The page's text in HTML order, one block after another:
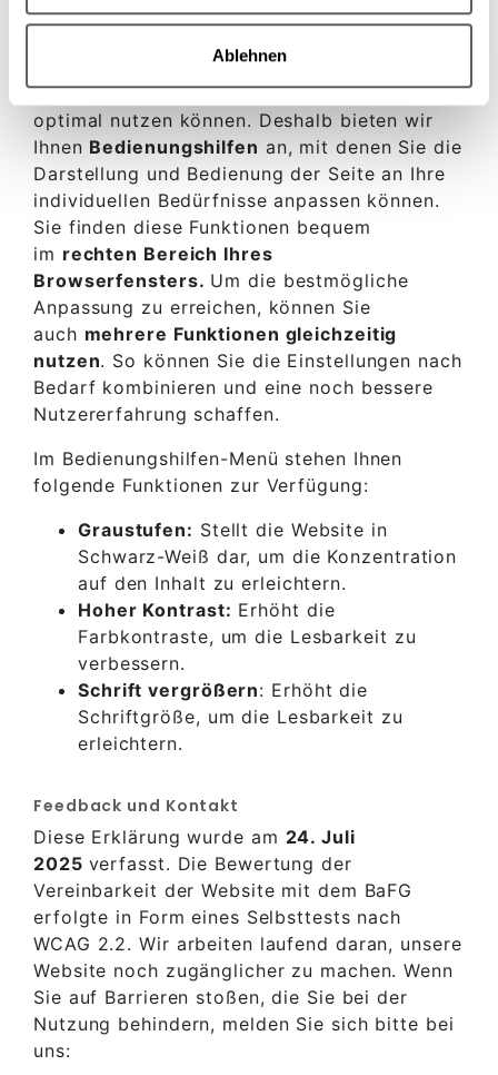
Ablehnen
Bedienungshilfen für eine optimierte Nutzung
Wir möchten, dass Sie unsere Website
optimal nutzen können. Deshalb bieten wir
Ihnen Bedienungshilfen an, mit denen Sie die
Darstellung und Bedienung der Seite an Ihre
individuellen Bedürfnisse anpassen können.
Sie finden diese Funktionen bequem
im rechten Bereich Ihres
Browserfensters. Um die bestmögliche
Anpassung zu erreichen, können Sie
auch mehrere Funktionen gleichzeitig
nutzen. So können Sie die Einstellungen nach
Bedarf kombinieren und eine noch bessere
Nutzererfahrung schaffen.
Im Bedienungshilfen-Menü stehen Ihnen
folgende Funktionen zur Verfügung:
Graustufen: Stellt die Website in
Schwarz-Weiß dar, um die Konzentration
auf den Inhalt zu erleichtern.
Hoher Kontrast: Erhöht die
Farbkontraste, um die Lesbarkeit zu
verbessern.
Schrift vergrößern: Erhöht die
Schriftgröße, um die Lesbarkeit zu
erleichtern.
Feedback und Kontakt
Diese Erklärung wurde am 24. Juli
2025 verfasst. Die Bewertung der
Vereinbarkeit der Website mit dem BaFG
erfolgte in Form eines Selbsttests nach
WCAG 2.2. Wir arbeiten laufend daran, unsere
Website noch zugänglicher zu machen. Wenn
Sie auf Barrieren stoßen, die Sie bei der
Nutzung behindern, melden Sie sich bitte bei
uns: